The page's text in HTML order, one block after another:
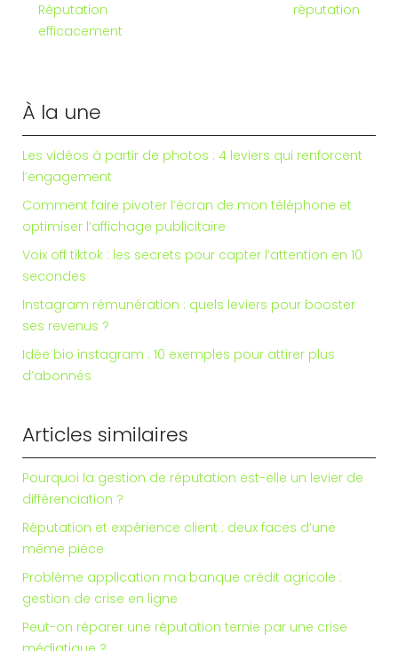
Réputation
efficacement
réputation
À la une
Les vidéos à partir de photos : 4 leviers qui renforcent
l’engagement
Comment faire pivoter l’écran de mon téléphone et
optimiser l’affichage publicitaire
Voix off tiktok : les secrets pour capter l’attention en 10
secondes
Instagram rémunération : quels leviers pour booster
ses revenus ?
Idée bio instagram : 10 exemples pour attirer plus
d’abonnés
Articles similaires
Pourquoi la gestion de réputation est-elle un levier de
différenciation ?
Réputation et expérience client : deux faces d’une
même pièce
Problème application ma banque crédit agricole :
gestion de crise en ligne
Peut-on réparer une réputation ternie par une crise